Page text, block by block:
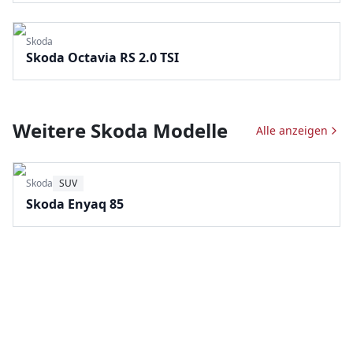
Skoda
Skoda Octavia RS 2.0 TSI
Weitere Skoda Modelle Alle anzeigen
Skoda SUV
Skoda Enyaq 85